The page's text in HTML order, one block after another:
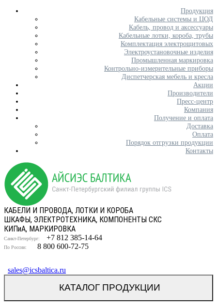
Продукция
Кабельные системы и ЦОД
Кабель, провод и аксессуары
Кабельные лотки, короба, трубы
Комплектация электрощитовых
Электроустановочные изделия
Промышленная маркировка
Контрольно-измерительные приборы
Диспетчерская мебель и кресла
Акции
Производители
Пресс-центр
Компания
Получение и оплата
Доставка
Оплата
Порядок отгрузки продукции
Контакты
КАБЕЛИ И ПРОВОДА, ЛОТКИ И КОРОБА
ШКАФЫ, ЭЛЕКТРОТЕХНИКА, КОМПОНЕНТЫ СКС
КИПиА, МАРКИРОВКА
Санкт-Петербург: +7 812 385-14-64
По России: 8 800 600-72-75
sales@icsbaltica.ru
КАТАЛОГ ПРОДУКЦИИ